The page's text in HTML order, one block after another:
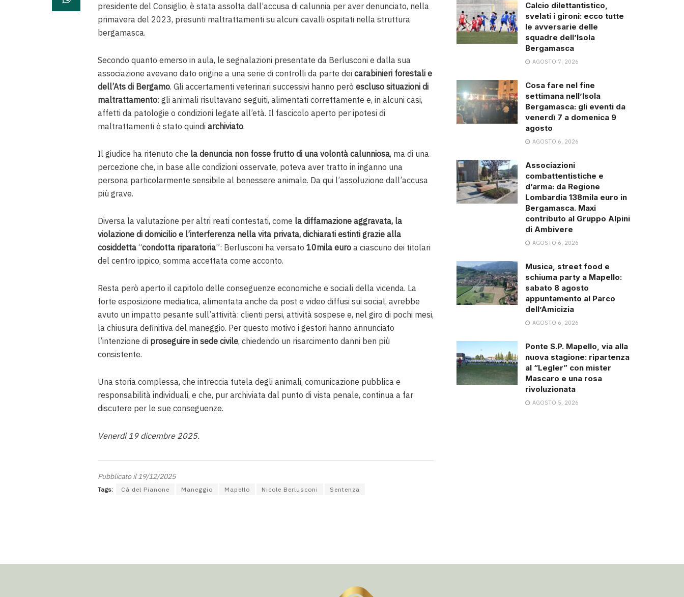
presidente del Consiglio, è stata assolta dall’accusa di calunnia per aver denunciato, nella
primavera del 2023, presunti maltrattamenti su alcuni cavalli ospitati nella struttura
bergamasca.
Secondo quanto emerso in aula, le segnalazioni presentate da Berlusconi e dalla sua
associazione avevano dato origine a una serie di controlli da parte dei carabinieri forestali e
dell’Ats di Bergamo. Gli accertamenti veterinari successivi hanno però escluso situazioni di
maltrattamento: gli animali risultavano seguiti, alimentati correttamente e, in alcuni casi,
affetti da patologie o condizioni legate all’età. Il fascicolo aperto per ipotesi di
maltrattamenti è stato quindi archiviato.
Il giudice ha ritenuto che la denuncia non fosse frutto di una volontà calunniosa, ma di una
percezione che, in base alle condizioni osservate, poteva aver tratto in inganno una
persona particolarmente sensibile al benessere animale. Da qui l’assoluzione dall’accusa
più grave.
Diversa la valutazione per altri reati contestati, come la diffamazione aggravata, la
violazione di domicilio e l’interferenza nella vita privata, dichiarati estinti grazie alla
cosiddetta “condotta riparatoria”: Berlusconi ha versato 10mila euro a ciascuno dei titolari
del centro ippico, somma accettata come acconto.
Resta però aperto il capitolo delle conseguenze economiche e sociali della vicenda. La
forte esposizione mediatica, alimentata anche da post e video diffusi sui social, avrebbe
avuto un impatto pesante sull’attività: clienti persi, attività sospese e, nel giro di pochi mesi,
la chiusura definitiva del maneggio. Per questo motivo i gestori hanno annunciato
l’intenzione di proseguire in sede civile, chiedendo un risarcimento danni ben più
consistente.
Una storia complessa, che intreccia tutela degli animali, comunicazione pubblica e
responsabilità individuali, e che, pur archiviata dal punto di vista penale, continua a far
discutere per le sue conseguenze.
Venerdì 19 dicembre 2025.
Pubblicato il 19/12/2025
Tags: Cà del Pianone Maneggio Mapello Nicole Berlusconi Sentenza
Calcio dilettantistico,
svelati i gironi: ecco tutte
le avversarie delle
squadre dell’Isola
Bergamasca
AGOSTO 7, 2026
Cosa fare nel fine
settimana nell’Isola
Bergamasca: gli eventi da
venerdì 7 a domenica 9
agosto
AGOSTO 6, 2026
Associazioni
combattentistiche e
d’arma: da Regione
Lombardia 138mila euro in
Bergamasca. Maxi
contributo al Gruppo Alpini
di Ambivere
AGOSTO 6, 2026
Musica, street food e
schiuma party a Mapello:
sabato 8 agosto
appuntamento al Parco
dell’Amicizia
AGOSTO 6, 2026
Ponte S.P. Mapello, via alla
nuova stagione: ripartenza
al “Legler” con mister
Mascaro e una rosa
rivoluzionata
AGOSTO 5, 2026